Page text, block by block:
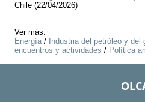
Chile (22/04/2026)
Ver más:
Energía/ Industria del petróleo y del
encuentros y actividades / Política